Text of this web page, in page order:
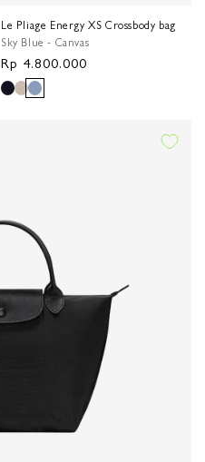
Le Pliage Energy XS Crossbody bag
Sky Blue - Canvas
Harga
reguler
Rp 4.800.000